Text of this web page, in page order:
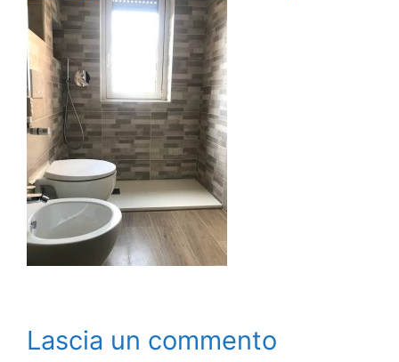
Lascia un commento